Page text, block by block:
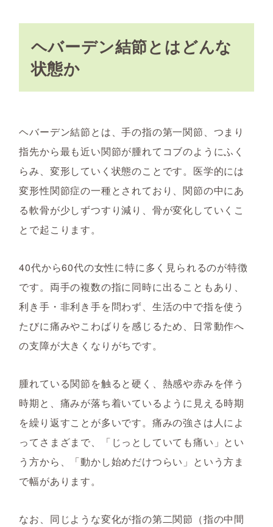
ヘバーデン結節とはどんな
状態か
ヘバーデン結節とは、手の指の第一関節、つまり
指先から最も近い関節が腫れてコブのようにふく
らみ、変形していく状態のことです。医学的には
変形性関節症の一種とされており、関節の中にあ
る軟骨が少しずつすり減り、骨が変化していくこ
とで起こります。
40代から60代の女性に特に多く見られるのが特徴
です。両手の複数の指に同時に出ることもあり、
利き手・非利き手を問わず、生活の中で指を使う
たびに痛みやこわばりを感じるため、日常動作へ
の支障が大きくなりがちです。
腫れている関節を触ると硬く、熱感や赤みを伴う
時期と、痛みが落ち着いているように見える時期
を繰り返すことが多いです。痛みの強さは人によ
ってさまざまで、「じっとしていても痛い」とい
う方から、「動かし始めだけつらい」という方ま
で幅があります。
なお、同じような変化が指の第二関節（指の中間